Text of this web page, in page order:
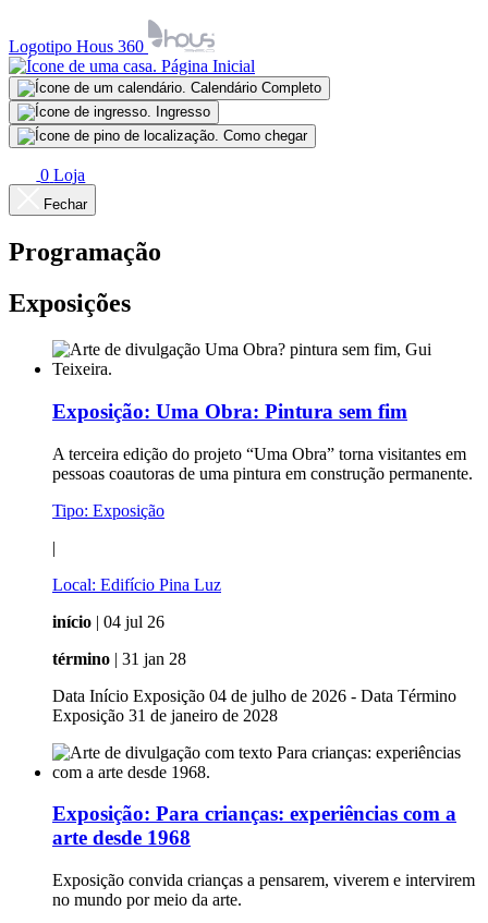
Logotipo Hous 360
Página Inicial
Calendário Completo
Ingresso
Como chegar
0 Loja
Fechar
Programação
Exposições
Exposição: Uma Obra: Pintura sem fim
A terceira edição do projeto “Uma Obra” torna visitantes em
pessoas coautoras de uma pintura em construção permanente.
Tipo: Exposição
|
Local: Edifício Pina Luz
início | 04 jul 26
término | 31 jan 28
Data Início Exposição 04 de julho de 2026 - Data Término
Exposição 31 de janeiro de 2028
Exposição: Para crianças: experiências com a
arte desde 1968
Exposição convida crianças a pensarem, viverem e intervirem
no mundo por meio da arte.